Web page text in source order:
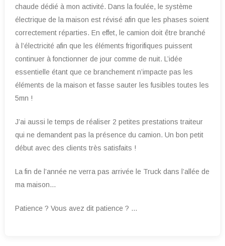
chaude dédié à mon activité. Dans la foulée, le système
électrique de la maison est révisé afin que les phases soient
correctement réparties. En effet, le camion doit être branché
à l’électricité afin que les éléments frigorifiques puissent
continuer à fonctionner de jour comme de nuit. L’idée
essentielle étant que ce branchement n’impacte pas les
éléments de la maison et fasse sauter les fusibles toutes les
5mn !
J’ai aussi le temps de réaliser 2 petites prestations traiteur
qui ne demandent pas la présence du camion. Un bon petit
début avec des clients très satisfaits !
La fin de l’année ne verra pas arrivée le Truck dans l’allée de
ma maison…
Patience ? Vous avez dit patience ? …